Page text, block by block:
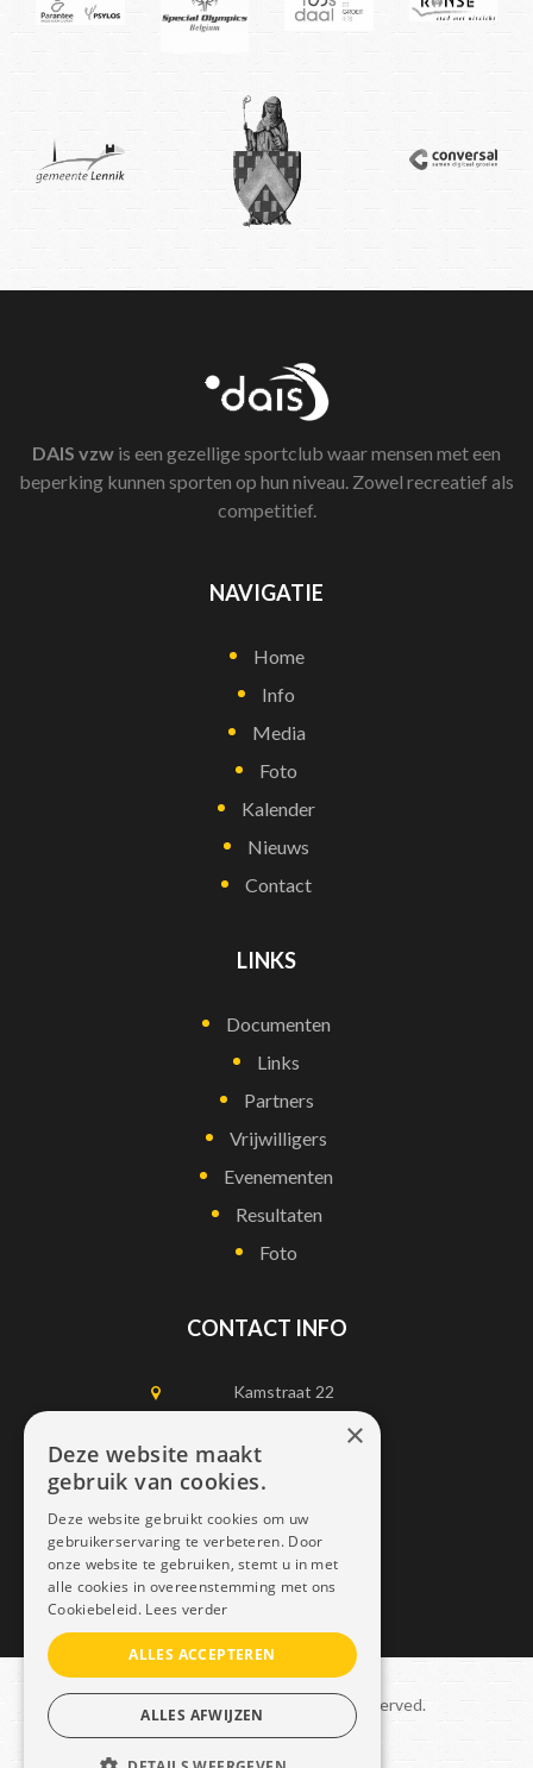
DAIS vzw is een gezellige sportclub waar mensen met een
beperking kunnen sporten op hun niveau. Zowel recreatief als
competitief.
NAVIGATIE
Home
Info
Media
Foto
Kalender
Nieuws
Contact
LINKS
Documenten
Links
Partners
Vrijwilligers
Evenementen
Resultaten
Foto
CONTACT INFO
Kamstraat 22
1750 Lennik
0497452898
info@dais.be
Copyright © 2021 Dais. All rights reserved.
Sitemap–GDPR
×
Deze website maakt
gebruik van cookies.
Deze website gebruikt cookies om uw
gebruikerservaring te verbeteren. Door
onze website te gebruiken, stemt u in met
alle cookies in overeenstemming met ons
Cookiebeleid. Lees verder
ALLES ACCEPTEREN
ALLES AFWIJZEN